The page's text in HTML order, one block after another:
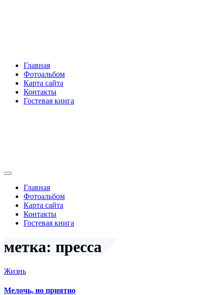
Главная
Фотоальбом
Карта сайта
Контакты
Гостевая книга
Главная
Фотоальбом
Карта сайта
Контакты
Гостевая книга
метка: пресса
Жизнь
Мелочь, но приятно